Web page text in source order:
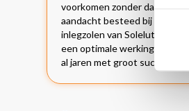
voorkomen zonder dat hier
aandacht besteed bij de
inlegzolen van Solelution
een optimale werking, zeer
al jaren met groot succes